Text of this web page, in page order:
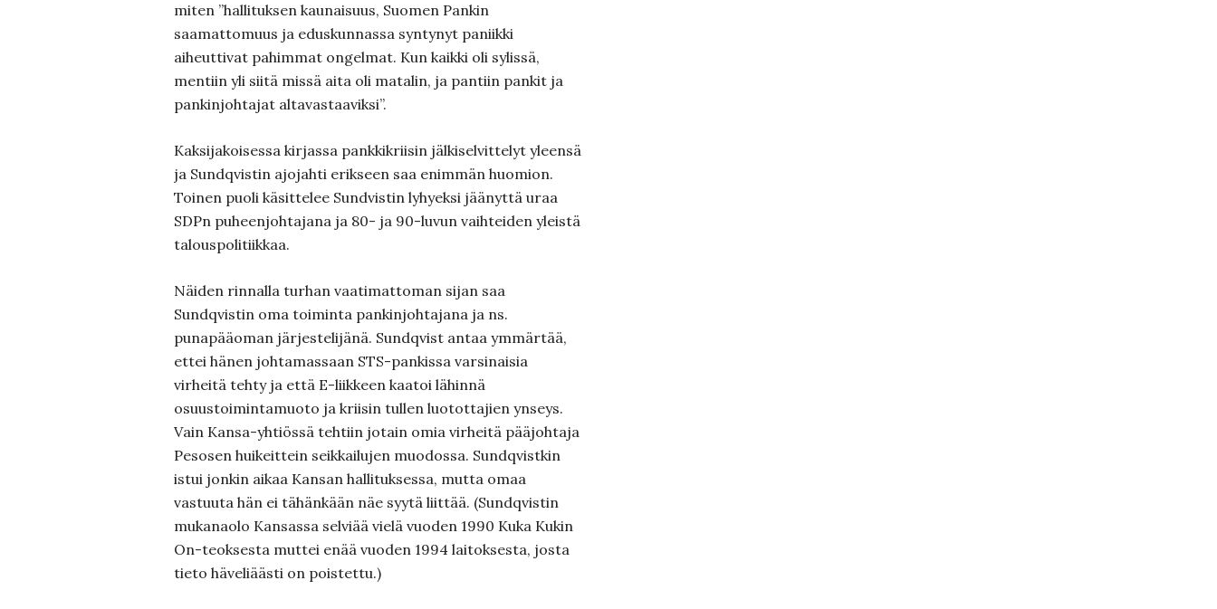
miten ”hallituksen kaunaisuus, Suomen Pankin
saamattomuus ja eduskunnassa syntynyt paniikki
aiheuttivat pahimmat ongelmat. Kun kaikki oli sylissä,
mentiin yli siitä missä aita oli matalin, ja pantiin pankit ja
pankinjohtajat altavastaaviksi”.
Kaksijakoisessa kirjassa pankkikriisin jälkiselvittelyt yleensä
ja Sundqvistin ajojahti erikseen saa enimmän huomion.
Toinen puoli käsittelee Sundvistin lyhyeksi jäänyttä uraa
SDPn puheenjohtajana ja 80- ja 90-luvun vaihteiden yleistä
talouspolitiikkaa.
Näiden rinnalla turhan vaatimattoman sijan saa
Sundqvistin oma toiminta pankinjohtajana ja ns.
punapääoman järjestelijänä. Sundqvist antaa ymmärtää,
ettei hänen johtamassaan STS-pankissa varsinaisia
virheitä tehty ja että E-liikkeen kaatoi lähinnä
osuustoimintamuoto ja kriisin tullen luotottajien ynseys.
Vain Kansa-yhtiössä tehtiin jotain omia virheitä pääjohtaja
Pesosen huikeittein seikkailujen muodossa. Sundqvistkin
istui jonkin aikaa Kansan hallituksessa, mutta omaa
vastuuta hän ei tähänkään näe syytä liittää. (Sundqvistin
mukanaolo Kansassa selviää vielä vuoden 1990 Kuka Kukin
On-teoksesta muttei enää vuoden 1994 laitoksesta, josta
tieto häveliäästi on poistettu.)